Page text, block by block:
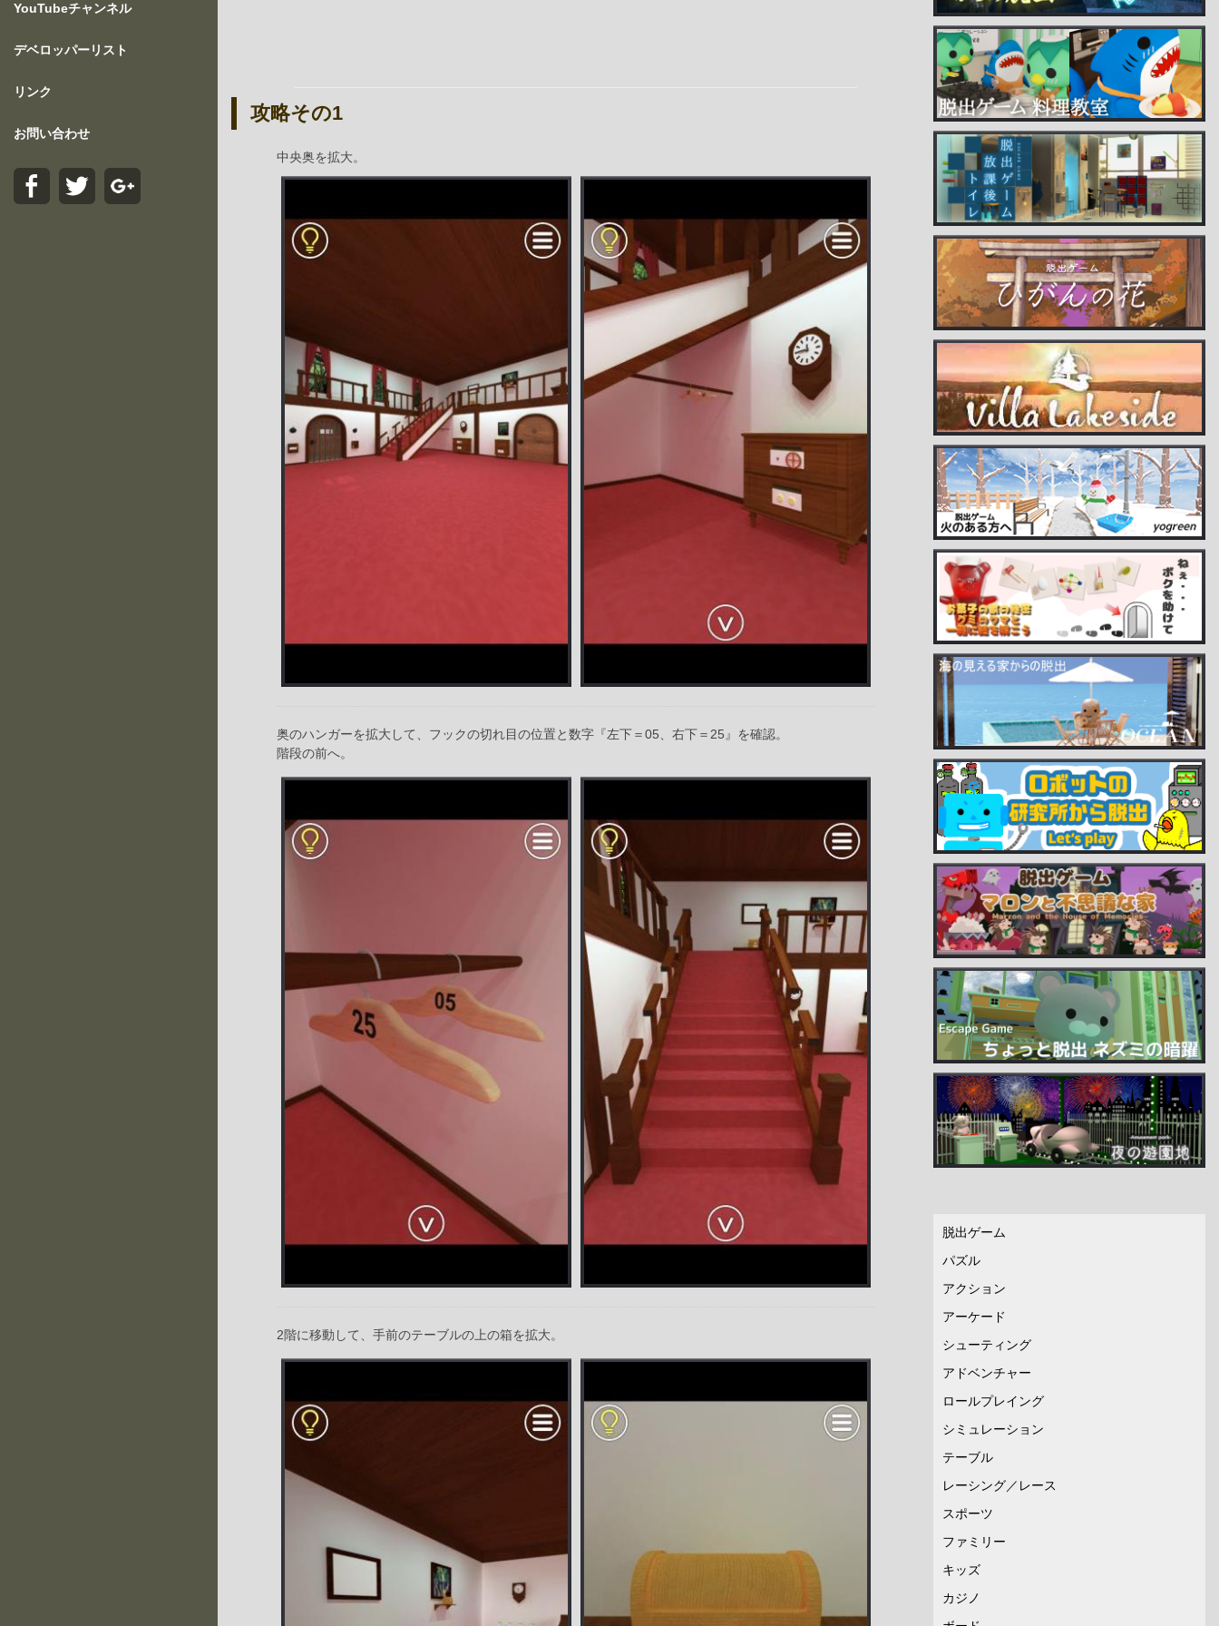
YouTubeチャンネル
デベロッパーリスト
リンク
お問い合わせ
攻略その1
中央奥を拡大。
奥のハンガーを拡大して、フックの切れ目の位置と数字『左下＝05、右下＝25』を確認。
階段の前へ。
2階に移動して、手前のテーブルの上の箱を拡大。
脱出ゲーム
パズル
アクション
アーケード
シューティング
アドベンチャー
ロールプレイング
シミュレーション
テーブル
レーシング／レース
スポーツ
ファミリー
キッズ
カジノ